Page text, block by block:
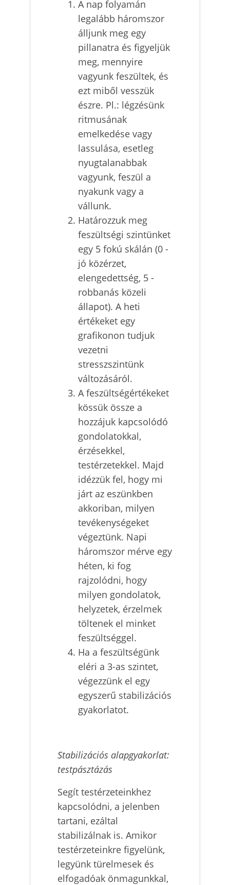
A nap folyamán
legalább háromszor
álljunk meg egy
pillanatra és figyeljük
meg, mennyire
vagyunk feszültek, és
ezt miből vesszük
észre. Pl.: légzésünk
ritmusának
emelkedése vagy
lassulása, esetleg
nyugtalanabbak
vagyunk, feszül a
nyakunk vagy a
vállunk.
Határozzuk meg
feszültségi szintünket
egy 5 fokú skálán (0 -
jó közérzet,
elengedettség, 5 -
robbanás közeli
állapot). A heti
értékeket egy
grafikonon tudjuk
vezetni
stresszszintünk
változásáról.
A feszültségértékeket
kössük össze a
hozzájuk kapcsolódó
gondolatokkal,
érzésekkel,
testérzetekkel. Majd
idézzük fel, hogy mi
járt az eszünkben
akkoriban, milyen
tevékenységeket
végeztünk. Napi
háromszor mérve egy
héten, ki fog
rajzolódni, hogy
milyen gondolatok,
helyzetek, érzelmek
töltenek el minket
feszültséggel.
Ha a feszültségünk
eléri a 3-as szintet,
végezzünk el egy
egyszerű stabilizációs
gyakorlatot.
Stabilizációs alapgyakorlat:
testpásztázás
Segít testérzeteinkhez
kapcsolódni, a jelenben
tartani, ezáltal
stabilizálnak is. Amikor
testérzeteinkre figyelünk,
legyünk türelmesek és
elfogadóak önmagunkkal,